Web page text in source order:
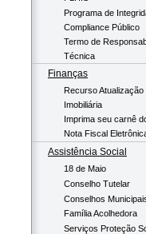
Programa de
Compliance Público
Termo de
Técnica
Finanças
Recurso Atualização
Imobiliária
Imprima seu carnê
Nota Fiscal
Assistência Social
18 de Maio
Conselho Tutelar
Conselhos
Família Acolhedora
Serviços Proteção